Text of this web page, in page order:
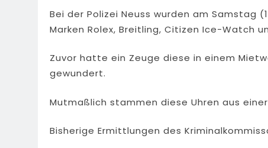
Bei der Polizei Neuss wurden am Samstag
Marken Rolex, Breitling, Citizen Ice-Watch
Zuvor hatte ein Zeuge diese in einem
gewundert.
Mutmaßlich stammen diese Uhren aus
Bisherige Ermittlungen des